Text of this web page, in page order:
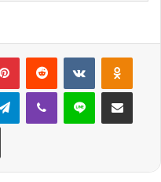
PinterestReddit VKontakte
TelegramViber Line E-Posta ile
Yazdır